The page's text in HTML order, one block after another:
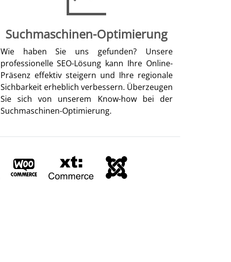
Suchmaschinen-Optimierung
Wie haben Sie uns gefunden? Unsere
professionelle SEO-Lösung kann Ihre Online-
Präsenz effektiv steigern und Ihre regionale
Sichbarkeit erheblich verbessern. Überzeugen
Sie sich von unserem Know-how bei der
Suchmaschinen-Optimierung.